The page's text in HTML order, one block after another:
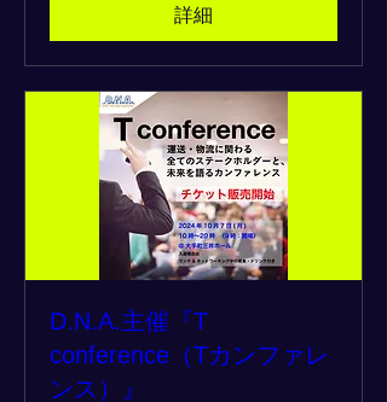
詳細
D.N.A.主催『T
conference（Tカンファレ
ンス）』